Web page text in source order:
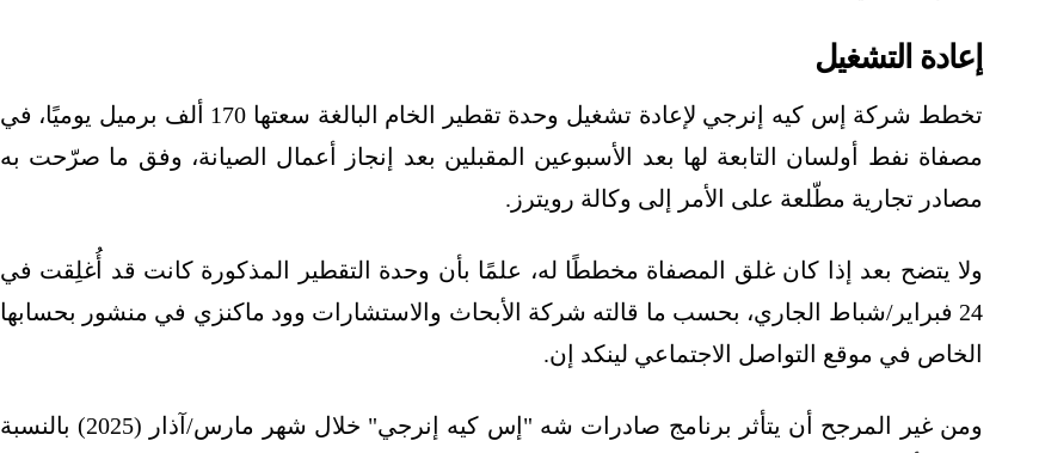
إعادة التشغيل
تخطط شركة إس كيه إنرجي لإعادة تشغيل وحدة تقطير الخام البالغة سعتها 170 ألف برميل يوميًا، في
مصفاة نفط أولسان التابعة لها بعد الأسبوعين المقبلين بعد إنجاز أعمال الصيانة، وفق ما صرّحت به
مصادر تجارية مطّلعة على الأمر إلى وكالة رويترز.
ولا يتضح بعد إذا كان غلق المصفاة مخططًا له، علمًا بأن وحدة التقطير المذكورة كانت قد أُغلِقت في
24 فبراير/شباط الجاري، بحسب ما قالته شركة الأبحاث والاستشارات وود ماكنزي في منشور بحسابها
الخاص في موقع التواصل الاجتماعي لينكد إن.
ومن غير المرجح أن يتأثر برنامج صادرات شه "إس كيه إنرجي" خلال شهر مارس/آذار (2025) بالنسبة